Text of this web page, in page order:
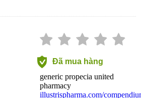
Đã mua hàng
generic propecia united
pharmacy
illustrispharma.com/